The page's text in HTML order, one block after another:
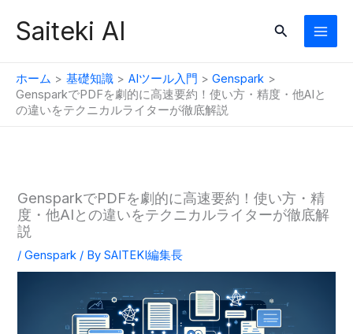
Saiteki AI
検
ホーム 基礎知識 AIツール入門
Genspark
GensparkでPDFを劇的に高速要約！使い方・精度・他AIと
の違いをテクニカルライターが徹底解説
GensparkでPDFを劇的に高速要約！使い方・精
度・他AIとの違いをテクニカルライターが徹底解
説
/Genspark / BySAITEKI編集長